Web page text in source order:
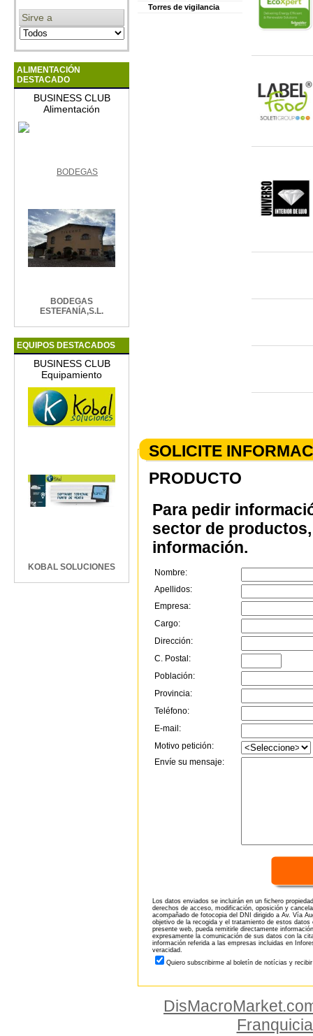
Sirve a
ALIMENTACIÓN
DESTACADO
BUSINESS CLUB
Alimentación
BODEGAS
ESTEFANÍA,S.L.
EQUIPOS DESTACADOS
BUSINESS CLUB
Equipamiento
KOBAL SOLUCIONES
Torres de vigilancia
SOLICITE
PRODUCTO
Para pedir
sector de
información.
Nombre:
Apellidos:
Empresa:
Cargo:
Dirección:
C. Postal:
Población:
Provincia:
Teléfono:
E-mail:
Motivo petición:
Envíe su mensaje:
Los datos enviados se incluirán en un fichero
derechos de acceso, modificación, oposición y
acompañado de fotocopia del DNI dirigido a Av. Vía
objetivo de la recogida y el tratamiento de estos
presente web, pueda remitirle directamente
expresamente la comunicación de sus datos con la
información referida a las empresas incluidas en
veracidad.
Quiero subscribirme al boletín de notícias y